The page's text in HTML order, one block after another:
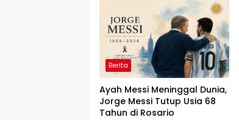
Berita
Ayah Messi Meninggal Dunia,
Jorge Messi Tutup Usia 68
Tahun di Rosario